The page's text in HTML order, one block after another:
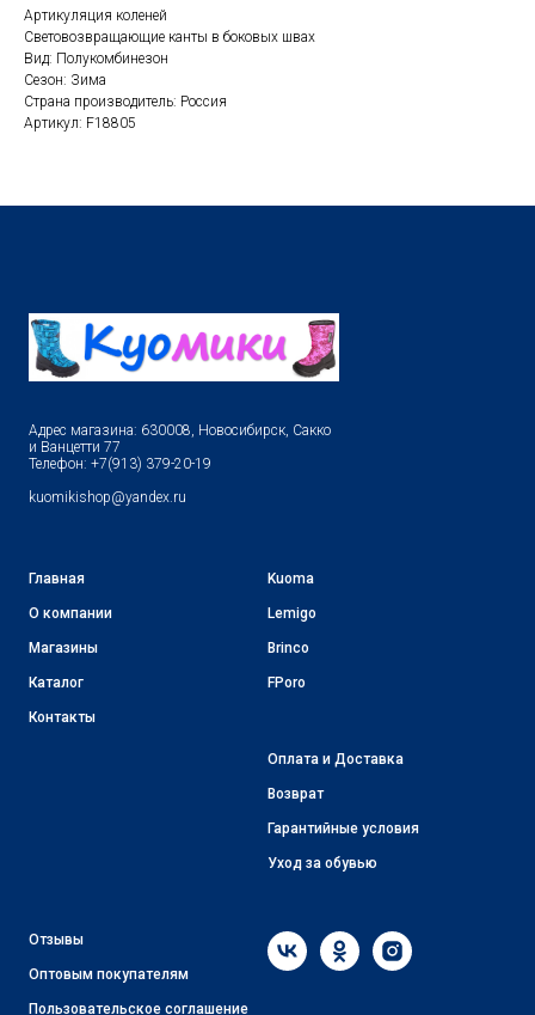
Артикуляция коленей
Световозвращающие канты в боковых швах
Вид: Полукомбинезон
Сезон: Зима
Страна производитель: Россия
Артикул: F18805
Адрес магазина: 630008, Новосибирск, Сакко
и Ванцетти 77
Телефон: +7(913) 379-20-19
kuomikishop@yandex.ru
Главная
О компании
Магазины
Каталог
Контакты
Kuoma
Lemigo
Brinco
FPoro
Оплата и Доставка
Возврат
Гарантийные условия
Уход за обувью
Отзывы
Оптовым покупателям
Пользовательское соглашение